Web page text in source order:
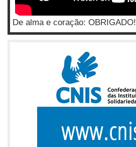
De alma e coração: OBRIGADO!